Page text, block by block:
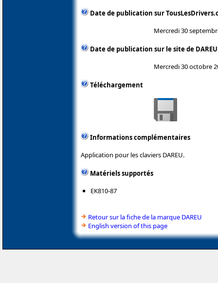
Date de publication sur
Mercredi 30
Date de publication sur le site de DAREU
Mercredi 30 octobre
Téléchargement
Informations complémentaires
Application pour les claviers DAREU.
Matériels supportés
EK810-87
Retour sur la fiche de la marque DAREU
English version of this page